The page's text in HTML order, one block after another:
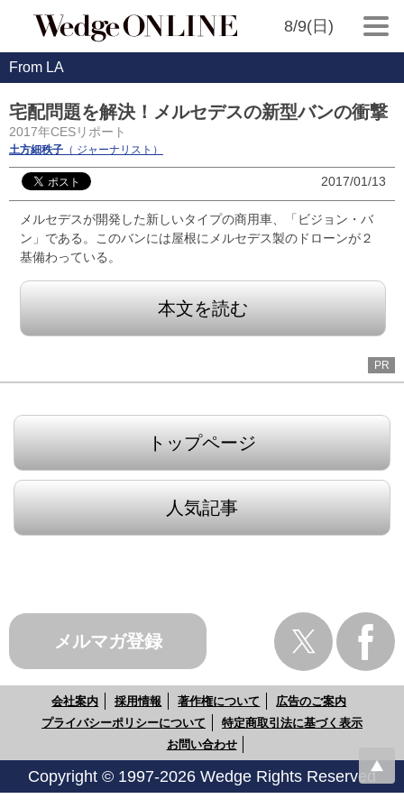
8/9(日)
From LA
宅配問題を解決！メルセデスの新型バンの衝撃
2017年CESリポート
土方細秩子 （ ジャーナリスト）
2017/01/13
メルセデスが開発した新しいタイプの商用車、「ビジョン・バ
ン」である。このバンには屋根にメルセデス製のドローンが２
基備わっている。
本文を読む
PR
トップページ
人気記事
メルマガ登録
会社案内 採用情報 著作権について
広告のご案内
プライバシーポリシーについて
特定商取引法に基づく表示
お問い合わせ
Copyright © 1997-2026 Wedge Rights Reserved